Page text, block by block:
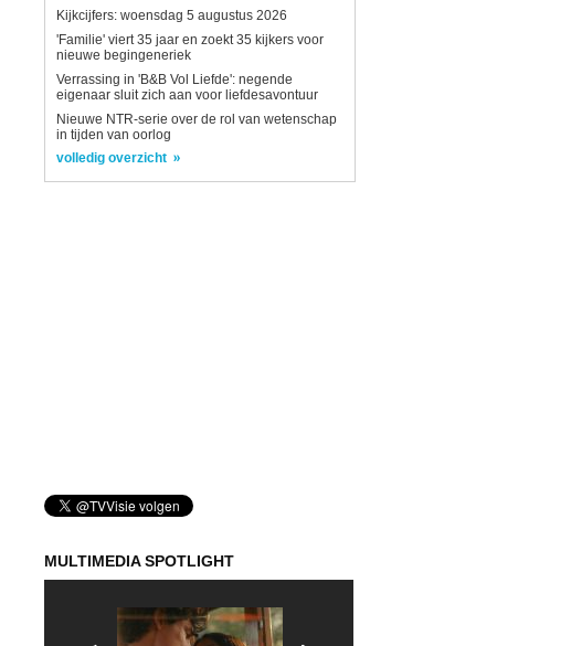
Kijkcijfers: woensdag 5 augustus 2026
'Familie' viert 35 jaar en zoekt 35 kijkers voor
nieuwe begingeneriek
Verrassing in 'B&B Vol Liefde': negende
eigenaar sluit zich aan voor liefdesavontuur
Nieuwe NTR-serie over de rol van wetenschap
in tijden van oorlog
volledig overzicht
MULTIMEDIA SPOTLIGHT